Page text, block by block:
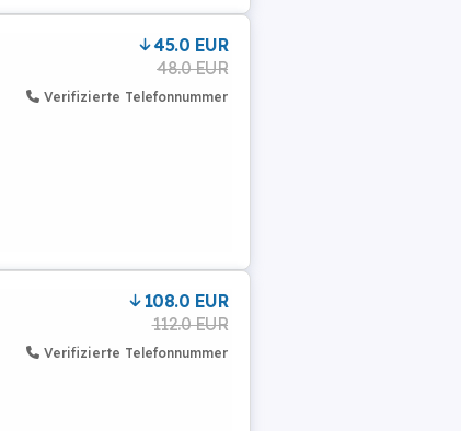
45.0 EUR
48.0 EUR
Verifizierte Telefonnummer
108.0 EUR
112.0 EUR
Verifizierte Telefonnummer